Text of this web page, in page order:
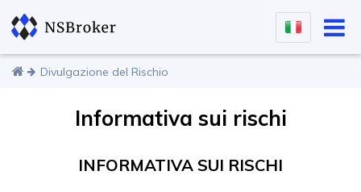
Divulgazione del Rischio
Informativa sui rischi
INFORMATIVA SUI RISCHI